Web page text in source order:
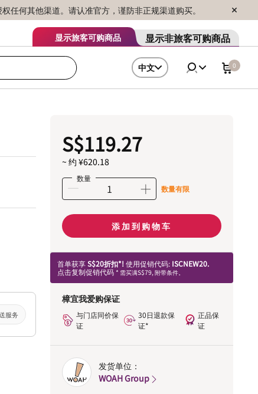
何其他渠道。请认准官方，谨防非正规渠道购买。
显示旅客可购商品 显示非旅客可购商品
中文 0
服务
S$119.27
~ 约 ¥620.18
数量
数量有限
添加到购物车
首单获享S$20折扣*! 使用促销代码: ISCNEW20.
点击复制促销代码 * 需买满S$79, 附带条件。
樟宜我爱购保证
与门店同价保
证
30日退款保
证*
正品保
证
发货单位：
WOAH Group